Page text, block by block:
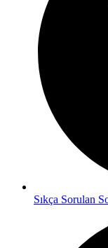
Sıkça Sorulan